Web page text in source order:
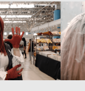
-
01